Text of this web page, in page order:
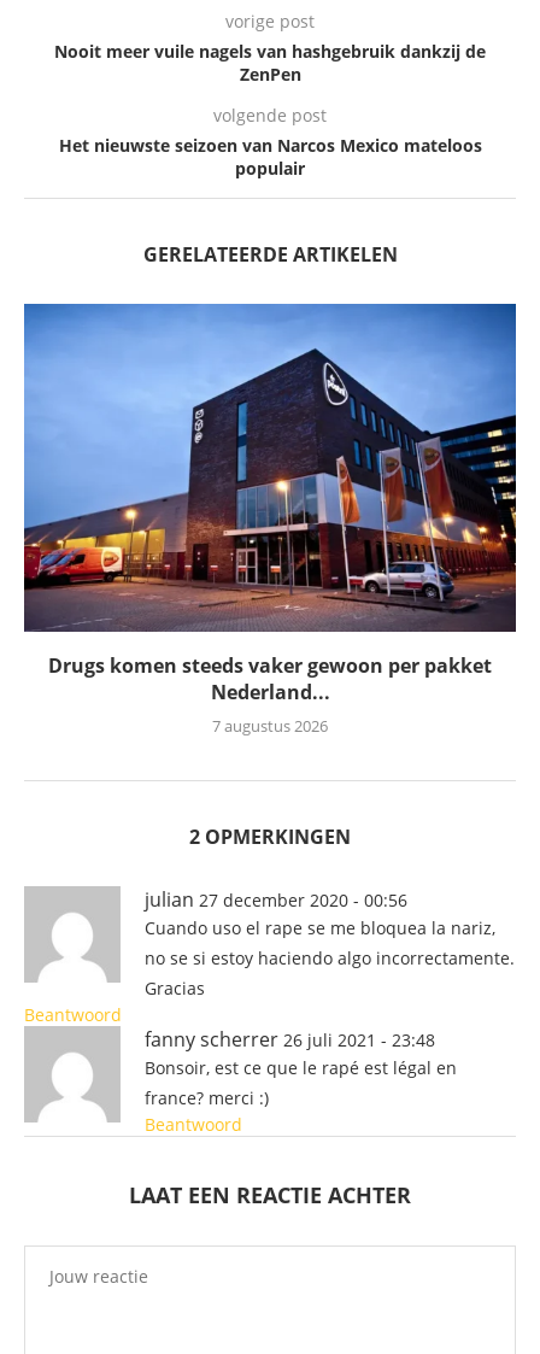
vorige post
Nooit meer vuile nagels van hashgebruik dankzij de
ZenPen
volgende post
Het nieuwste seizoen van Narcos Mexico mateloos
populair
GERELATEERDE ARTIKELEN
Drugs komen steeds vaker gewoon per pakket
Nederland...
7 augustus 2026
2 OPMERKINGEN
julian 27 december 2020 - 00:56
Cuando uso el rape se me bloquea la nariz,
no se si estoy haciendo algo incorrectamente.
Gracias
Beantwoord
fanny scherrer 26 juli 2021 - 23:48
Bonsoir, est ce que le rapé est légal en
france? merci :)
Beantwoord
LAAT EEN REACTIE ACHTER